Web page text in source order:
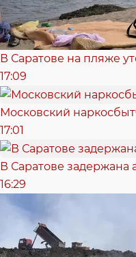
В Саратове на пляже
17:09
Московский
17:01
В Саратове задержана
16:29